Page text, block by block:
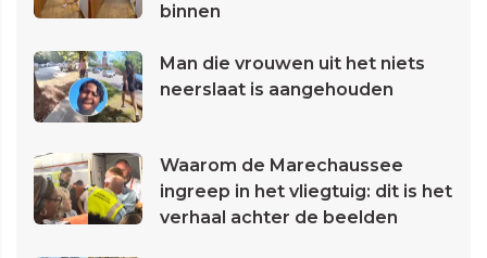
binnen
Man die vrouwen uit het niets
neerslaat is aangehouden
Waarom de Marechaussee
ingreep in het vliegtuig: dit is het
verhaal achter de beelden